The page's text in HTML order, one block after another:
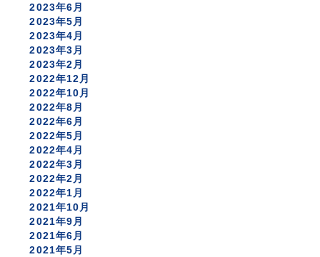
2023年6月
2023年5月
2023年4月
2023年3月
2023年2月
2022年12月
2022年10月
2022年8月
2022年6月
2022年5月
2022年4月
2022年3月
2022年2月
2022年1月
2021年10月
2021年9月
2021年6月
2021年5月